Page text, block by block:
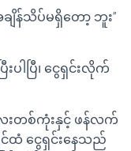
ျိန်သိပ်မရှိတော့ ဘူး”
ါပြီ၊ ငွေရှင်းလိုက်
းတစ်ကုံးနှင့် ဖန်လက်
ထံ ငွေရှင်းနေသည်